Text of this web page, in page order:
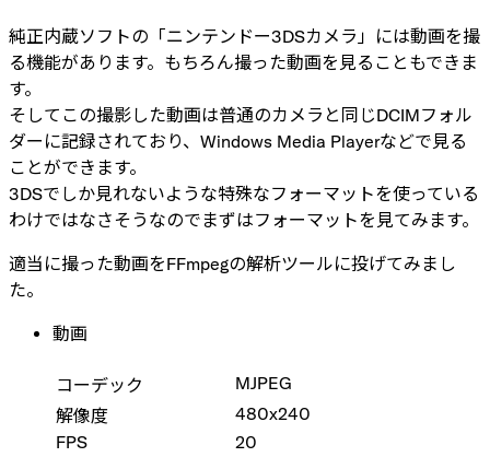
純正内蔵ソフトの「ニンテンドー3DSカメラ」には動画を撮
る機能があります。もちろん撮った動画を見ることもできま
す。
そしてこの撮影した動画は普通のカメラと同じDCIMフォル
ダーに記録されており、Windows Media Playerなどで見る
ことができます。
3DSでしか見れないような特殊なフォーマットを使っている
わけではなさそうなのでまずはフォーマットを見てみます。
適当に撮った動画をFFmpegの解析ツールに投げてみまし
た。
動画
コーデック
MJPEG
解像度
480x240
FPS
20